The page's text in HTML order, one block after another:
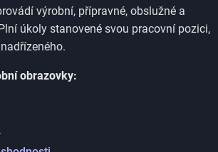
výrobní, přípravné, obslužné a
úkoly stanovené svou pracovní pozici,
obrazovky: